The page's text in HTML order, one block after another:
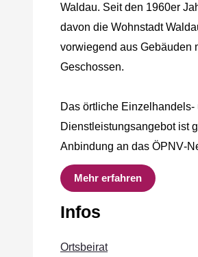
Waldau. Seit den 1960er
davon die Wohnstadt
vorwiegend aus Gebäuden
Geschossen.
Das örtliche Einzelhandels‐
Dienstleistungsangebot ist
Anbindung an das
Mehr erfahren
Infos
Ortsbeirat